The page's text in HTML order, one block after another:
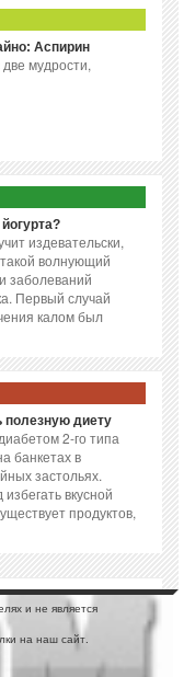
Аспирин
мудрости,
издевательски,
волнующий
заболеваний
Первый случай
калом был
полезную диету
2-го типа
банкетах в
застольях.
вкусной
продуктов,
и не является
на наш сайт.